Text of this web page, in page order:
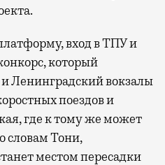
вход в ТПУ и
который
Ленинградский вокзалы
поездов и
где к тому же может
словам Тони,
местом пересадки